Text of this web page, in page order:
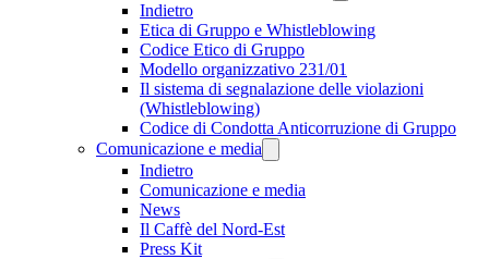
Indietro
Etica di Gruppo e Whistleblowing
Codice Etico di Gruppo
Modello organizzativo 231/01
Il sistema di segnalazione delle violazioni
(Whistleblowing)
Codice di Condotta Anticorruzione di Gruppo
Comunicazione e media
Indietro
Comunicazione e media
News
Il Caffè del Nord-Est
Press Kit